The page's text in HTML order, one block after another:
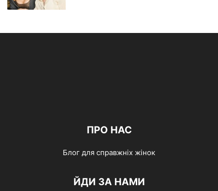
ПРО НАС
Блог для справжніх жінок
ЙДИ ЗА НАМИ